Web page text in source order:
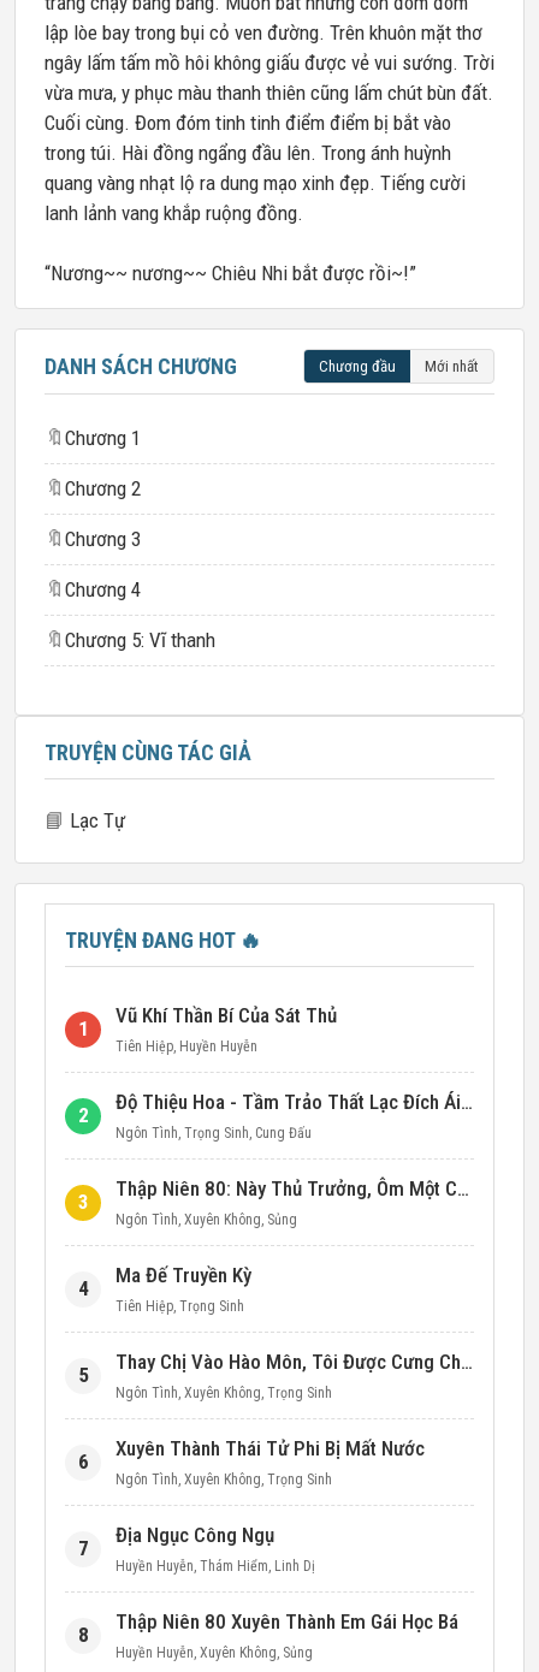
lập lòe bay trong bụi cỏ ven đường. Trên khuôn mặt thơ
ngây lấm tấm mồ hôi không giấu được vẻ vui sướng. Trời
vừa mưa, y phục màu thanh thiên cũng lấm chút bùn đất.
Cuối cùng. Đom đóm tinh tinh điểm điểm bị bắt vào
trong túi. Hài đồng ngẩng đầu lên. Trong ánh huỳnh
quang vàng nhạt lộ ra dung mạo xinh đẹp. Tiếng cười
lanh lảnh vang khắp ruộng đồng.
“Nương~~ nương~~ Chiêu Nhi bắt được rồi~!”
DANH SÁCH CHƯƠNG Chương đầu Mới nhất
🔖 Chương 1
🔖 Chương 2
🔖 Chương 3
🔖 Chương 4
🔖 Chương 5: Vĩ thanh
TRUYỆN CÙNG TÁC GIẢ
📘 Lạc Tự
TRUYỆN ĐANG HOT 🔥
1
Vũ Khí Thần Bí Của Sát Thủ
Tiên Hiệp, Huyền Huyễn
2
Độ Thiệu Hoa - Tầm Trảo Thất Lạc Đích Ái Tình
Ngôn Tình, Trọng Sinh, Cung Đấu
3
Thập Niên 80: Này Thủ Trưởng, Ôm Một Cái Đi!
Ngôn Tình, Xuyên Không, Sủng
4
Ma Đế Truyền Kỳ
Tiên Hiệp, Trọng Sinh
5
Thay Chị Vào Hào Môn, Tôi Được Cưng Chiều Hết Mực (Thập Niên 90)
Ngôn Tình, Xuyên Không, Trọng Sinh
6
Xuyên Thành Thái Tử Phi Bị Mất Nước
Ngôn Tình, Xuyên Không, Trọng Sinh
7
Địa Ngục Công Ngụ
Huyền Huyễn, Thám Hiểm, Linh Dị
8
Thập Niên 80 Xuyên Thành Em Gái Học Bá
Huyền Huyễn, Xuyên Không, Sủng